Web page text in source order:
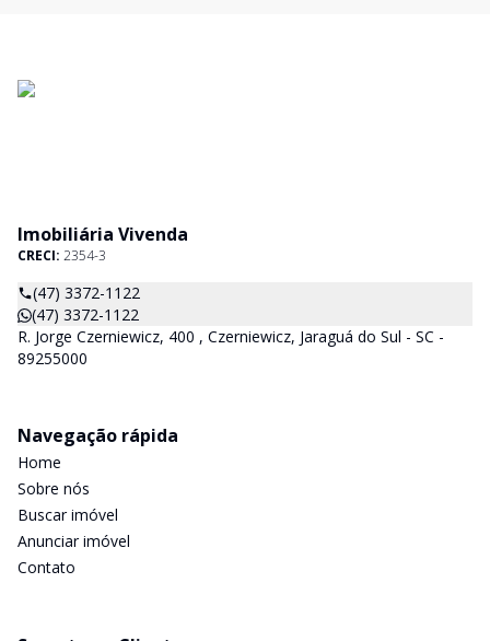
Imobiliária Vivenda
CRECI: 2354-3
(47) 3372-1122
(47) 3372-1122
R. Jorge Czerniewicz, 400 , Czerniewicz, Jaraguá do Sul - SC -
89255000
Navegação rápida
Home
Sobre nós
Buscar imóvel
Anunciar imóvel
Contato